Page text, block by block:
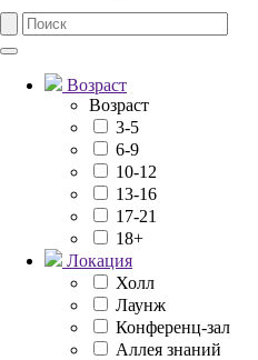
Возраст
Возраст
3-5
6-9
10-12
13-16
17-21
18+
Локация
Холл
Лаунж
Конференц-зал
Аллея знаний